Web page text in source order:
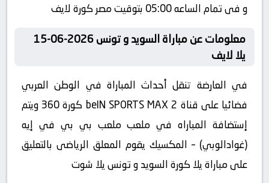
و فى تمام الساعه 05:00 بتوقيت مصر كورة لايف
معلومات عن مباراة السويد و تونس 2026-06-15
يلا لايف
في العارضة تنقل أحداث المباراة في الوطن العربي
فضائيا على قناة beIN SPORTS MAX 2 كورة 360 ويتم
إستضافة المباراه في ملعب ملعب بي بي في إيه
(غوادالوبي) – المكسيك يقوم المعلق الرياضى بالتعليق
على مباراة يلا كورة السويد و تونس يلا شوت